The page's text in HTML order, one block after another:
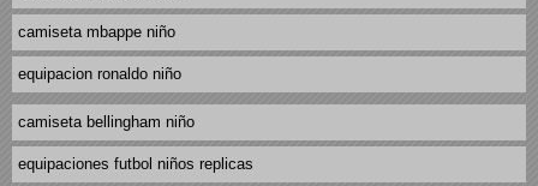
camiseta mbappe niño
equipacion ronaldo niño
camiseta bellingham niño
equipaciones futbol niños replicas